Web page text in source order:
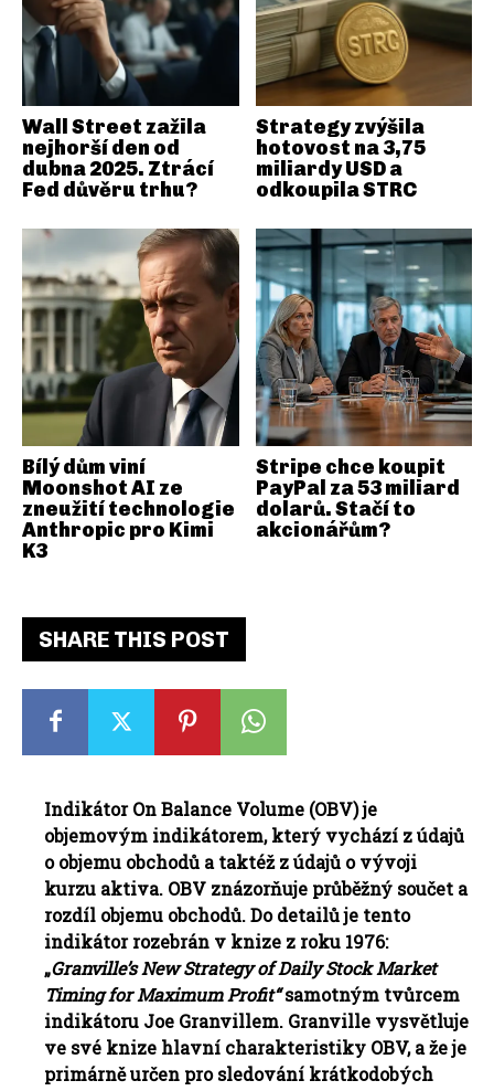
SHARE THIS POST
Indikátor On Balance Volume (OBV) je
objemovým indikátorem, který vychází z údajů
o objemu obchodů a taktéž z údajů o vývoji
kurzu aktiva. OBV znázorňuje průběžný součet a
rozdíl objemu obchodů. Do detailů je tento
indikátor rozebrán v knize z roku 1976:
„Granville’s New Strategy of Daily Stock Market
Timing for Maximum Profit“samotným tvůrcem
indikátoru Joe Granvillem. Granville vysvětluje
ve své knize hlavní charakteristiky OBV, a že je
primárně určen pro sledování krátkodobých
Wall Street zažila
nejhorší den od
dubna 2025. Ztrácí
Fed důvěru trhu?
Strategy zvýšila
hotovost na 3,75
miliardy USD a
odkoupila STRC
Bílý dům viní
Moonshot AI ze
zneužití technologie
Anthropic pro Kimi
K3
Stripe chce koupit
PayPal za 53 miliard
dolarů. Stačí to
akcionářům?